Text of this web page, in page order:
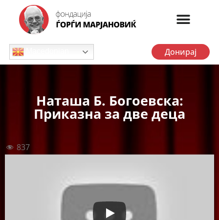
Донирај
Наташа Б. Богоевска:
Приказна за две деца
837